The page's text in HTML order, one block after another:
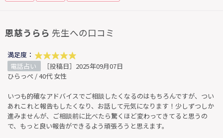
恩慈うらら 先生への口コミ
満足度：
電話占い
［投稿日］2025年09月07日
ひらっぺ / 40代 女性
いつも的確なアドバイスでご相談したくなるのはもちろんですが、つい
あれこれと報告もしたくなり、お話して元気になります！少しずつしか
進みませんが、ご相談前に比べたら驚くほど変わってきてると思うの
で、もっと良い報告ができるよう頑張ろうと思えます。